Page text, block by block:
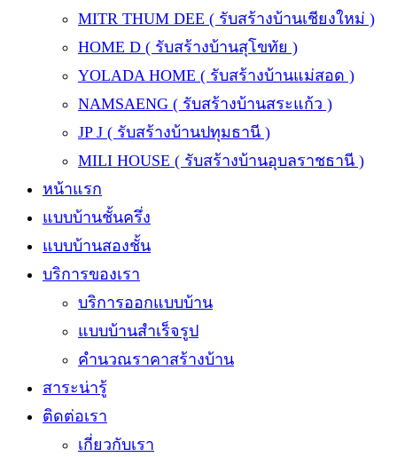
MITR THUM DEE ( รับสร้างบ้านเชียงใหม่ )
HOME D ( รับสร้างบ้านสุโขทัย )
YOLADA HOME ( รับสร้างบ้านแม่สอด )
NAMSAENG ( รับสร้างบ้านสระแก้ว )
JP J ( รับสร้างบ้านปทุมธานี )
MILI HOUSE ( รับสร้างบ้านอุบลราชธานี )
หน้าแรก
แบบบ้านชั้นครึ่ง
แบบบ้านสองชั้น
บริการของเรา
บริการออกแบบบ้าน
แบบบ้านสำเร็จรูป
คำนวณราคาสร้างบ้าน
สาระน่ารู้
ติดต่อเรา
เกี่ยวกับเรา